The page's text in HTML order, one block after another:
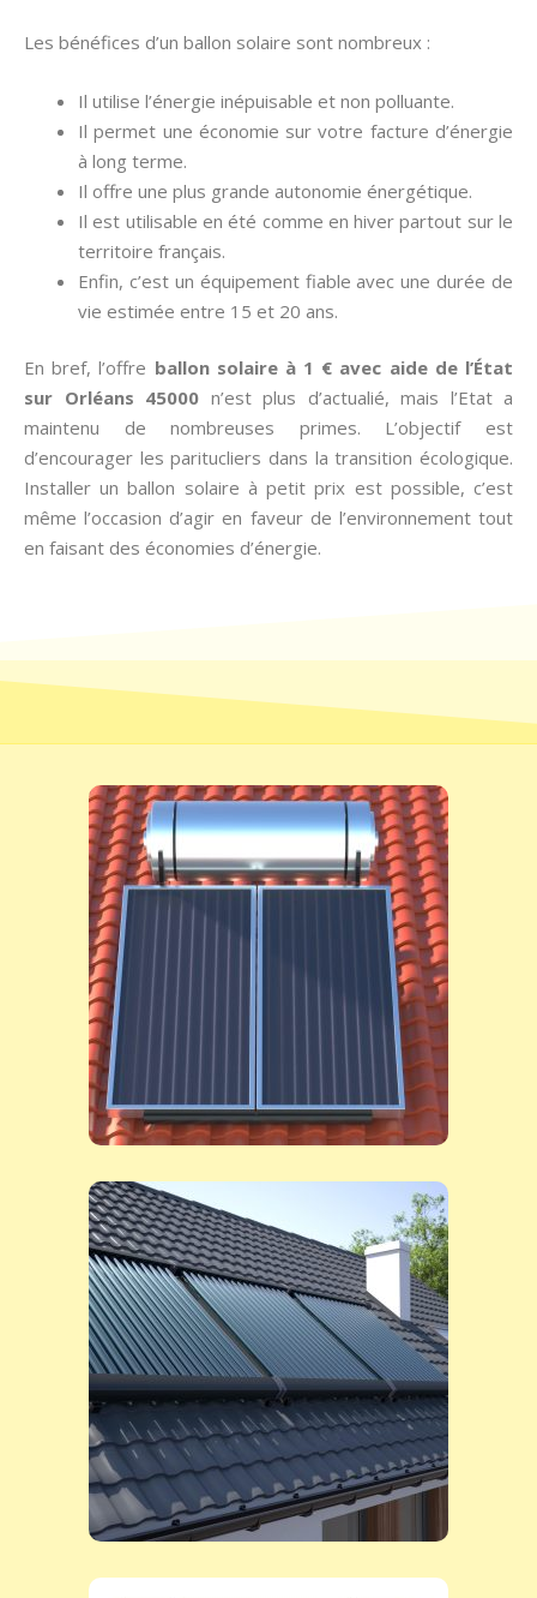
Les bénéfices d’un ballon solaire sont nombreux :
Il utilise l’énergie inépuisable et non polluante.
Il permet une économie sur votre facture d’énergie
à long terme.
Il offre une plus grande autonomie énergétique.
Il est utilisable en été comme en hiver partout sur le
territoire français.
Enfin, c’est un équipement fiable avec une durée de
vie estimée entre 15 et 20 ans.
En bref, l’offre ballon solaire à 1 € avec aide de l’État
sur Orléans 45000 n’est plus d’actualié, mais l’Etat a
maintenu de nombreuses primes. L’objectif est
d’encourager les paritucliers dans la transition écologique.
Installer un ballon solaire à petit prix est possible, c’est
même l’occasion d’agir en faveur de l’environnement tout
en faisant des économies d’énergie.